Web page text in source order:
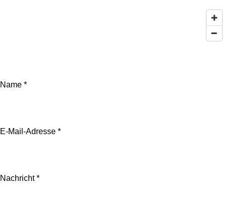
Name *
E-Mail-Adresse *
Nachricht *